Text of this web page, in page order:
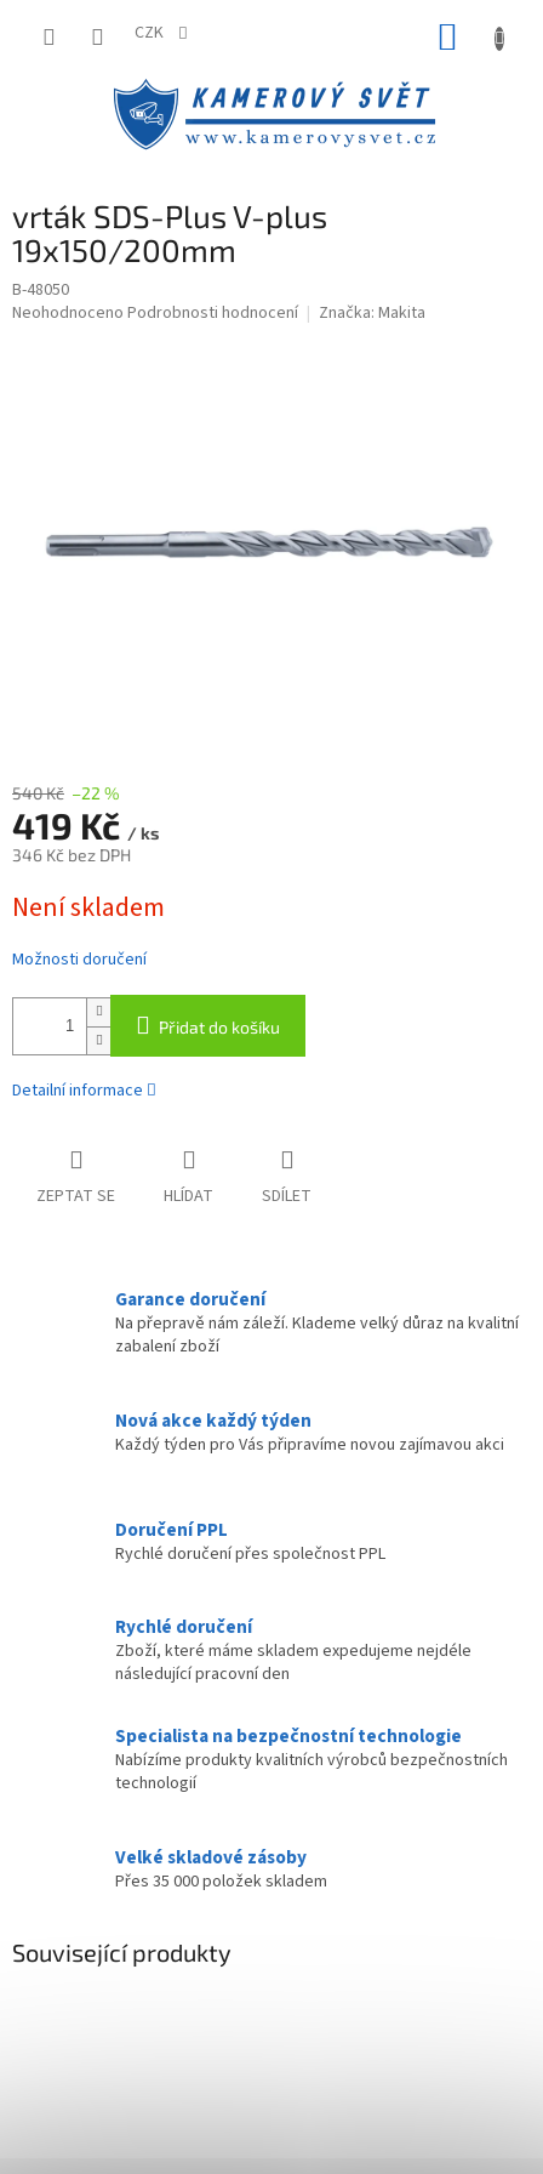
CZK
vrták SDS-Plus V-plus
19x150/200mm
B-48050
Průměrné
Neohodnoceno Podrobnosti hodnocení Značka: Makita
540 Kč –22 %
419 Kč / ks
346 Kč bez DPH
cena:
Není skladem
Možnosti doručení
Přidat do košíku
Detailní informace
ZEPTAT SE HLÍDAT SDÍLET
Garance doručení
Na přepravě nám záleží. Klademe velký důraz na kvalitní
zabalení zboží
Nová akce každý týden
Každý týden pro Vás připravíme novou zajímavou akci
Doručení PPL
Rychlé doručení přes společnost PPL
Rychlé doručení
Zboží, které máme skladem expedujeme nejdéle
následující pracovní den
Specialista na bezpečnostní technologie
Nabízíme produkty kvalitních výrobců bezpečnostních
technologií
Velké skladové zásoby
Přes 35 000 položek skladem
Související produkty